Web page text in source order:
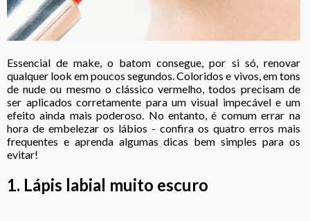
Essencial de make, o batom consegue, por si só, renovar
qualquer look em poucos segundos. Coloridos e vivos, em tons
de nude ou mesmo o clássico vermelho, todos precisam de
ser aplicados corretamente para um visual impecávele um
efeito ainda mais poderoso. No entanto, é comum errar na
hora de embelezar os lábios - confira os quatro erros mais
frequentes e aprenda algumas dicas bem simples para os
evitar!
1. Lápis labial muito escuro